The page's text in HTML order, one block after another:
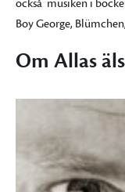
också musiken i
Boy George,
Om Allas